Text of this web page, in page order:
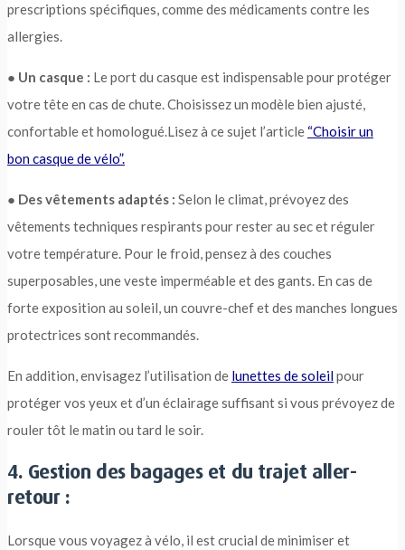
prescriptions spécifiques, comme des médicaments contre les
allergies.
● Un casque : Le port du casque est indispensable pour protéger
votre tête en cas de chute. Choisissez un modèle bien ajusté,
confortable et homologué.Lisez à ce sujet l’article “Choisir un
bon casque de vélo”.
● Des vêtements adaptés : Selon le climat, prévoyez des
vêtements techniques respirants pour rester au sec et réguler
votre température. Pour le froid, pensez à des couches
superposables, une veste imperméable et des gants. En cas de
forte exposition au soleil, un couvre-chef et des manches longues
protectrices sont recommandés.
En addition, envisagez l’utilisation de lunettes de soleilpour
protéger vos yeux et d’un éclairage suffisant si vous prévoyez de
rouler tôt le matin ou tard le soir.
4. Gestion des bagages et du trajet aller-
retour :
Lorsque vous voyagez à vélo, il est crucial de minimiser et